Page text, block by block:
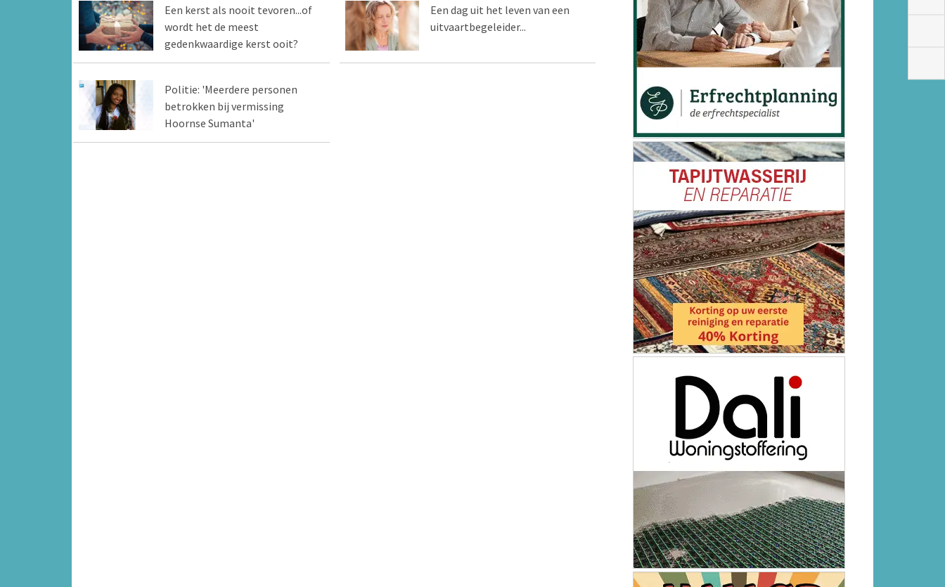
Een kerst als nooit tevoren...of
wordt het de meest
gedenkwaardige kerst ooit?
Een dag uit het leven van een
uitvaartbegeleider...
Politie: 'Meerdere personen
betrokken bij vermissing
Hoornse Sumanta'